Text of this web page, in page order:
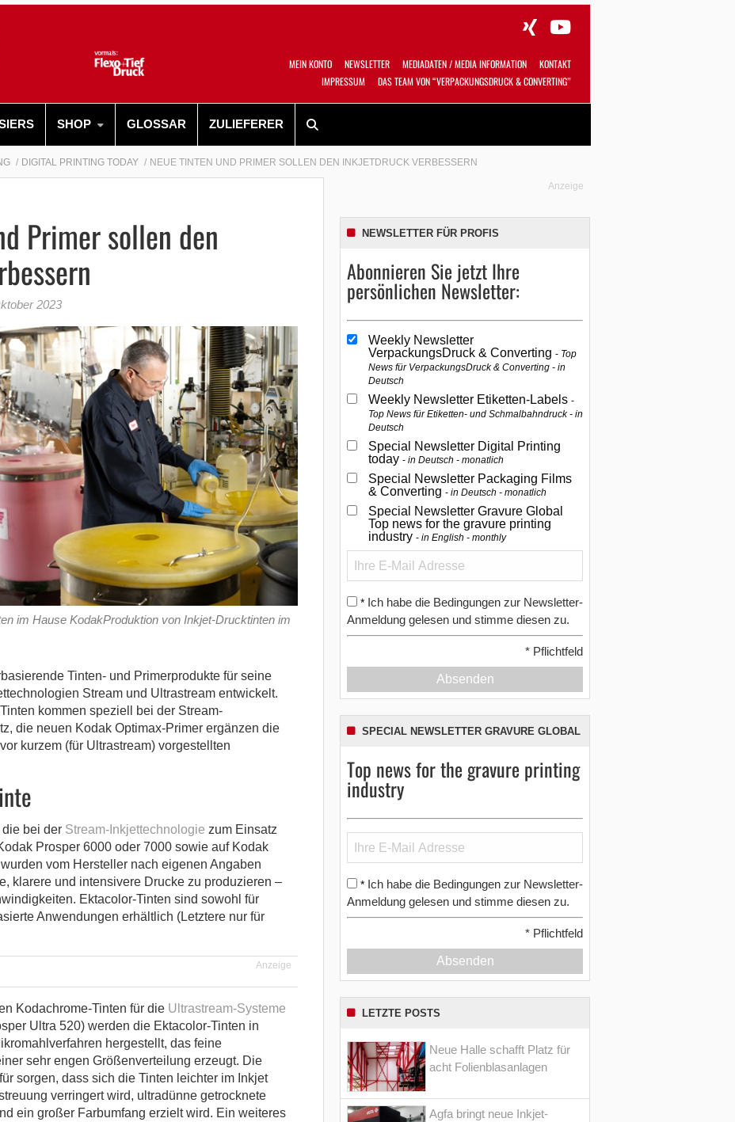
MEIN KONTO NEWSLETTER MEDIADATEN / MEDIA INFORMATION
KONTAKT
IMPRESSUM
DAS TEAM VON “VERPACKUNGSDRUCK & CONVERTING”
SHOP GLOSSAR ZULIEFERER
DIGITAL PRINTING TODAY NEUE TINTEN UND PRIMER SOLLEN DEN INKJETDRUCK VERBESSERN
Primer sollen den
2023
im Hause KodakProduktion von Inkjet-Drucktinten im
Tinten- und Primerprodukte für seine
Stream und Ultrastream entwickelt.
kommen speziell bei der Stream-
die neuen Kodak Optimax-Primer ergänzen die
kurzem (für Ultrastream) vorgestellten
die bei der Stream-Inkjettechnologie zum Einsatz
Prosper 6000 oder 7000 sowie auf Kodak
vom Hersteller nach eigenen Angaben
klarere und intensivere Drucke zu produzieren –
Ektacolor-Tinten sind sowohl für
Anwendungen erhältlich (Letztere nur für
Anzeige
Kodachrome-Tinten für die Ultrastream-Systeme
Ultra 520) werden die Ektacolor-Tinten in
hergestellt, das feine
sehr engen Größenverteilung erzeugt. Die
sorgen, dass sich die Tinten leichter im Inkjet
verringert wird, ultradünne getrocknete
ein großer Farbumfang erzielt wird. Ein weiteres
Anzeige
NEWSLETTER FÜR PROFIS
Abonnieren Sie jetzt Ihre
persönlichen Newsletter:
Weekly Newsletter
VerpackungsDruck & Converting Top
News für VerpackungsDruck & Converting - in
Deutsch
Weekly Newsletter Etiketten-Labels
Top News für Etiketten- und Schmalbahndruck - in
Deutsch
Special Newsletter Digital Printing
today in Deutsch - monatlich
Special Newsletter Packaging Films
& Converting in Deutsch - monatlich
Special Newsletter Gravure Global
Top news for the gravure printing
industry in English - monthly
* Ich habe die Bedingungen zur Newsletter-
Anmeldung gelesen und stimme diesen zu.
* Pflichtfeld
Absenden
SPECIAL NEWSLETTER GRAVURE GLOBAL
Top news for the gravure printing
industry
* Ich habe die Bedingungen zur Newsletter-
Anmeldung gelesen und stimme diesen zu.
* Pflichtfeld
Absenden
LETZTE POSTS
Neue Halle schafft Platz für
acht Folienblasanlagen
Agfa bringt neue Inkjet-